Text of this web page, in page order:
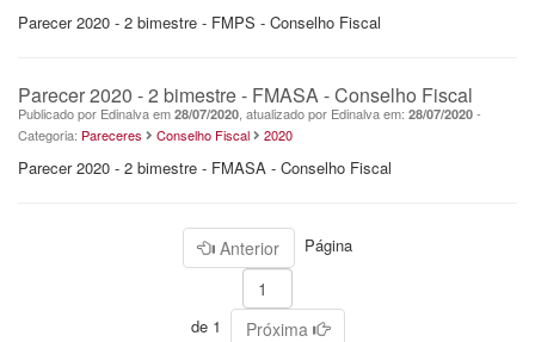
Parecer 2020 - 2 bimestre - FMPS - Conselho Fiscal
Parecer 2020 - 2 bimestre - FMASA - Conselho Fiscal
Publicado por Edinalva em 28/07/2020 , atualizado por Edinalva em: 28/07/2020 -
Categoria: Pareceres Conselho Fiscal 2020
Parecer 2020 - 2 bimestre - FMASA - Conselho Fiscal
Anterior Página
de 1 Próxima